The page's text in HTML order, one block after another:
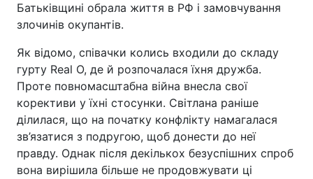
Батьківщині обрала життя в РФ і замовчування
злочинів окупантів.
Як відомо, співачки колись входили до складу
гурту Real O, де й розпочалася їхня дружба.
Проте повномасштабна війна внесла свої
корективи у їхні стосунки. Світлана раніше
ділилася, що на початку конфлікту намагалася
зв’язатися з подругою, щоб донести до неї
правду. Однак після декількох безуспішних спроб
вона вирішила більше не продовжувати ці